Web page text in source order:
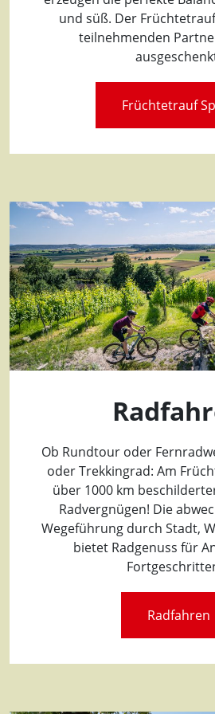
und süß. Der
teilnehmenden
Früchtetrauf
Ob Rundtour oder
oder Trekkingrad: Am
über 1000 km
Radvergnügen! Die
Wegeführung durch Stadt,
bietet Radgenuss für
Radfahren